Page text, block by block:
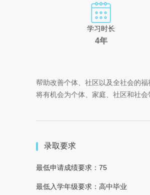
学习时长
4年
帮助改善个体、社区以及全社会的
将有机会为个体、家庭、社区和社会
录取要求
最低申请成绩要求：75
最低入学年级要求：高中毕业